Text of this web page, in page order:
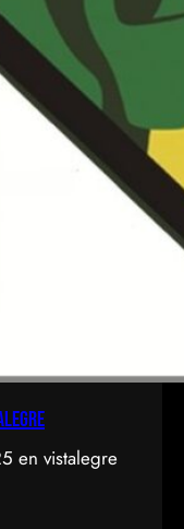
en vistalegre